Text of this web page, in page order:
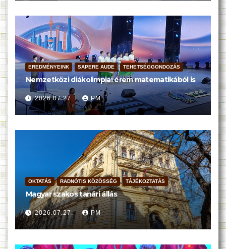
EREDMÉNYEINK SAPERE AUDE TEHETSÉGGONDOZÁS
Nemzetközi diákolimpiai érem matematikából is
2026.07.27. PM
OKTATÁS RADNÓTIS KÖZÖSSÉG TÁJÉKOZTATÁS
Magyar szakos tanári állás
2026.07.27. PM